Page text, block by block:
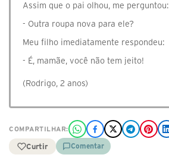
Assim que o pai olhou, me perguntou:
- Outra roupa nova para ele?
Meu filho imediatamente respondeu:
- É, mamãe, você não tem jeito!
(Rodrigo, 2 anos)
COMPARTILHAR:
Curtir Comentar